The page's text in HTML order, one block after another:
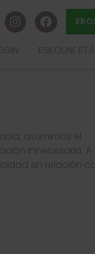
ESKOLAK
asumimos el
innecesaria. A
en relación